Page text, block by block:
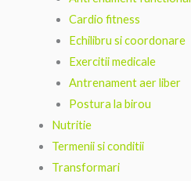
Cardio fitness
Echilibru si coordonare
Exercitii medicale
Antrenament aer liber
Postura la birou
Nutritie
Termenii si conditii
Transformari